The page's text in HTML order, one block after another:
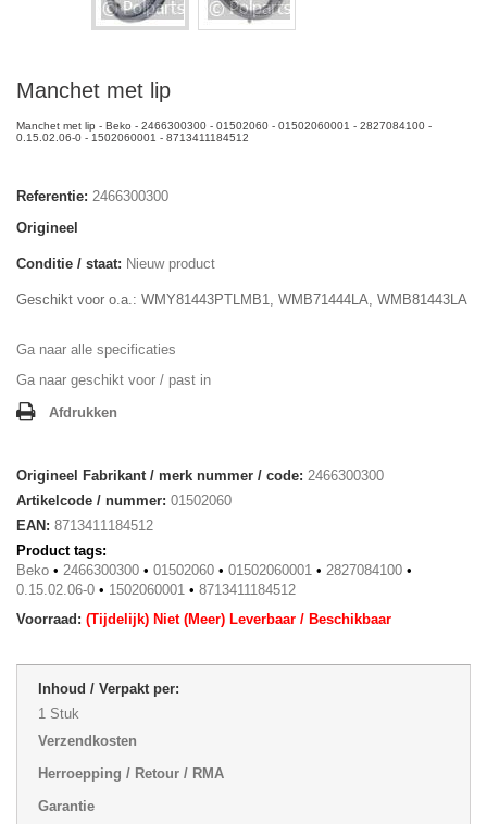
Manchet met lip
Manchet met lip - Beko - 2466300300 - 01502060 - 01502060001 - 2827084100 -
0.15.02.06-0 - 1502060001 - 8713411184512
Referentie: 2466300300
Origineel
Conditie / staat: Nieuw product
Geschikt voor o.a.: WMY81443PTLMB1, WMB71444LA, WMB81443LA
Ga naar alle specificaties
Ga naar geschikt voor / past in
Afdrukken
Origineel Fabrikant / merk nummer / code: 2466300300
Artikelcode / nummer: 01502060
EAN: 8713411184512
Product tags:
Beko • 2466300300 • 01502060 • 01502060001 • 2827084100 •
0.15.02.06-0 • 1502060001 • 8713411184512
Voorraad: (Tijdelijk) Niet (Meer) Leverbaar / Beschikbaar
Inhoud / Verpakt per:
1 Stuk
Verzendkosten
Herroepping / Retour / RMA
Garantie